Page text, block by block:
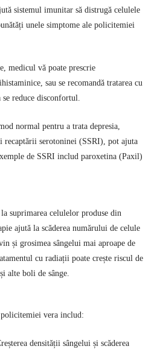
sistemul imunitar să distrugă celulele
unele simptome ale policitemiei
medicul vă poate prescrie
sau se recomandă tratarea cu
reduce disconfortul.
normal pentru a trata depresia,
serotoninei (SSRI), pot ajuta
de SSRI includ paroxetina (Paxil)
suprimarea celulelor produse din
ajută la scăderea numărului de celule
și grosimea sângelui mai aproape de
cu radiații poate crește riscul de
alte boli de sânge.
vera includ:
densității sângelui și scăderea